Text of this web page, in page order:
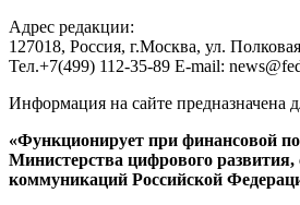
Адрес редакции:
127018, Россия, г.Москва, ул.
Тел.+7(499) 112-35-89 E-mail:
Информация на сайте предназначена
«Функционирует при финансовой
Министерства цифрового развития,
коммуникаций Российской